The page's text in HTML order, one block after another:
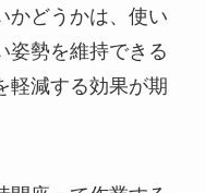
かどうかは、使い
姿勢を維持できる
軽減する効果が期